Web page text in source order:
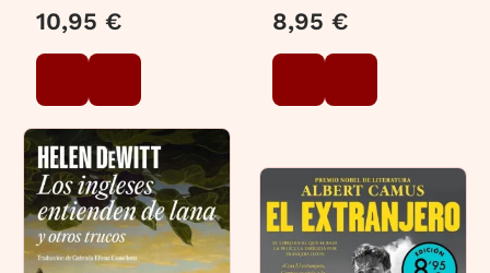
10,95 € 8,95 €